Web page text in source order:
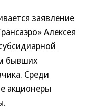
заявление
Алексея
бывших
Среди
акционеры